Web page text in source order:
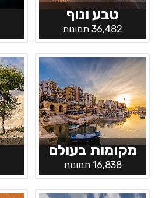
טבע ונוף
36,482 תמונות
מקומות בעולם
16,838 תמונות